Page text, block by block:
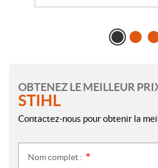
OBTENEZ LE MEILLEUR
STIHL
Contactez-nous pour obtenir la
Nom complet :